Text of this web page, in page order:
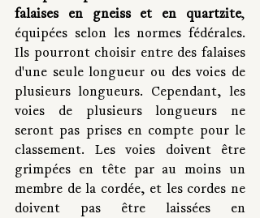
falaises en gneiss et en quartzite,
équipées selon les normes fédérales.
Ils pourront choisir entre des falaises
d'une seule longueur ou des voies de
plusieurs longueurs. Cependant, les
voies de plusieurs longueurs ne
seront pas prises en compte pour le
classement. Les voies doivent être
grimpées en tête par au moins un
membre de la cordée, et les cordes ne
doivent pas être laissées en